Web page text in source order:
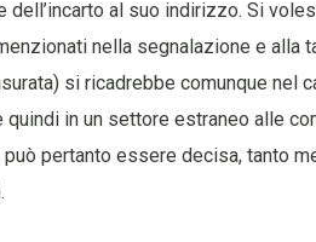
al suo indirizzo. Si
nella segnalazione e alla
si ricadrebbe comunque nel
in un settore estraneo alle
pertanto essere decisa, tanto